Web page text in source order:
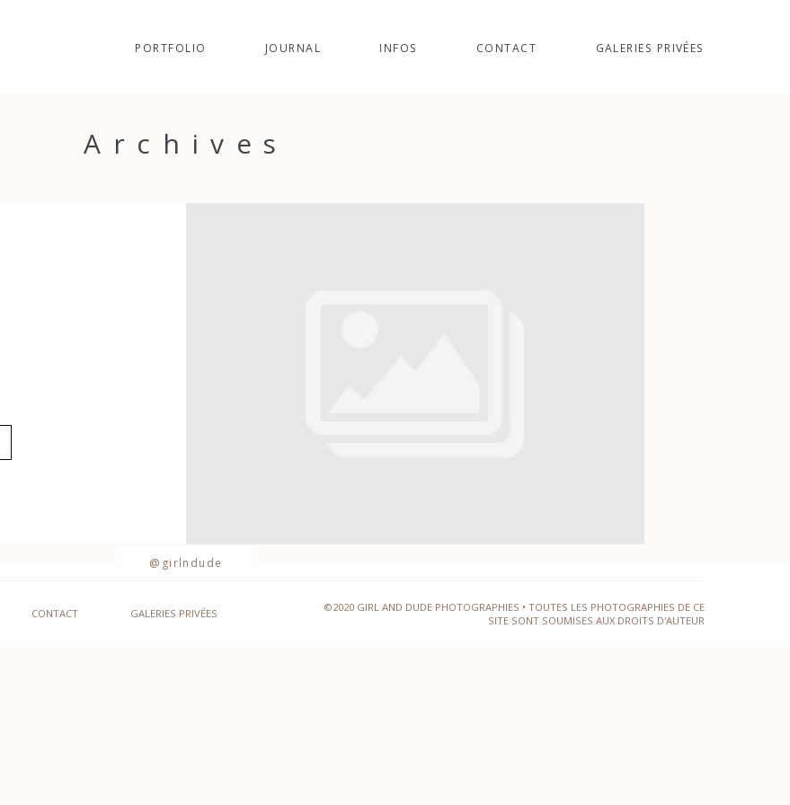
PORTFOLIO JOURNAL INFOS CONTACT GALERIES PRIVÉES
Archives
@girlndude
CONTACT GALERIES PRIVÉES
©2020 GIRL AND DUDE PHOTOGRAPHIES • TOUTES LES PHOTOGRAPHIES DE CE
SITE SONT SOUMISES AUX DROITS D'AUTEUR